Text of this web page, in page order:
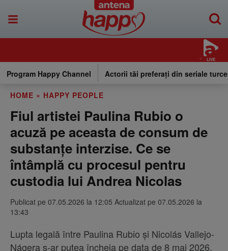
LIVE
Program Happy Channel Actorii tăi preferați din seriale
HOME » HAPPY PEOPLE
Fiul artistei Paulina Rubio o
acuză pe aceasta de consum de
substanțe interzise. Ce se
întâmplă cu procesul pentru
custodia lui Andrea Nicolas
Publicat pe 07.05.2026 la 12:05 Actualizat pe 07.05.2026 la
13:43
Lupta legală între Paulina Rubio și Nicolás Vallejo-
Nágera s-ar putea încheia pe data de 8 mai 2026.